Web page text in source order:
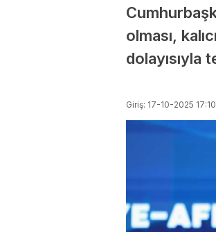
olması,
dolayısıyla
Giriş: 17-10-2025 17:10